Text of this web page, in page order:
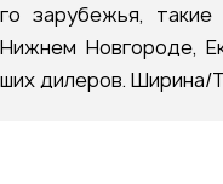
такие
Новгороде,
дилеров.